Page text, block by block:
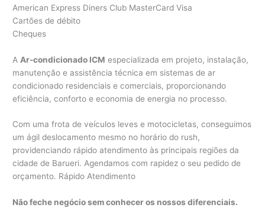
American Express Diners Club MasterCard Visa
Cartões de débito
Cheques
A Ar-condicionado ICM especializada em projeto, instalação,
manutenção e assistência técnica em sistemas de ar
condicionado residenciais e comerciais, proporcionando
eficiência, conforto e economia de energia no processo.
Com uma frota de veículos leves e motocicletas, conseguimos
um ágil deslocamento mesmo no horário do rush,
providenciando rápido atendimento às principais regiões da
cidade de Barueri. Agendamos com rapidez o seu pedido de
orçamento. Rápido Atendimento
Não feche negócio sem conhecer os nossos diferenciais.